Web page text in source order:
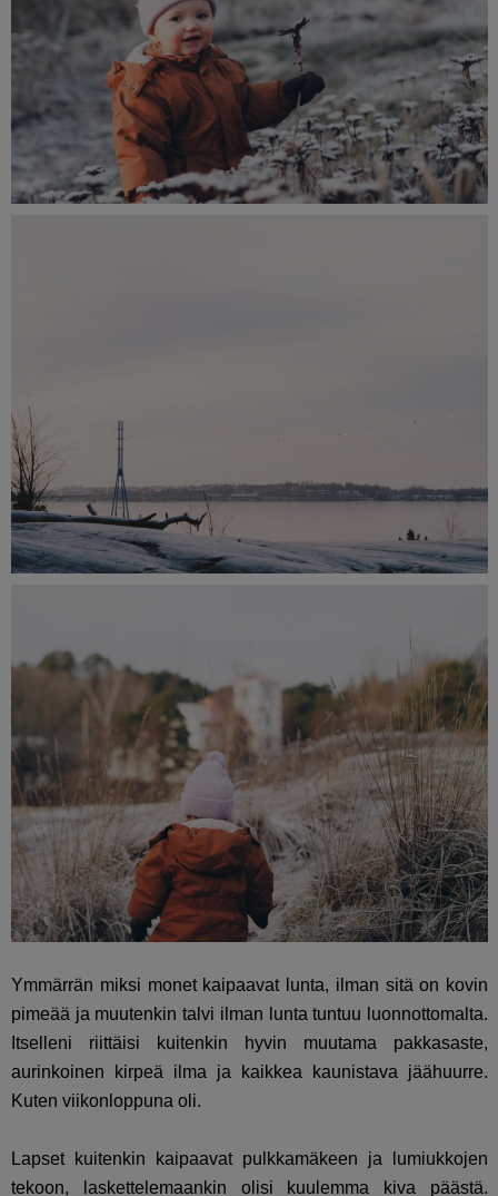
Ymmärrän miksi monet kaipaavat lunta, ilman sitä on kovin
pimeää ja muutenkin talvi ilman lunta tuntuu luonnottomalta.
Itselleni riittäisi kuitenkin hyvin muutama pakkasaste,
aurinkoinen kirpeä ilma ja kaikkea kaunistava jäähuurre.
Kuten viikonloppuna oli.
Lapset kuitenkin kaipaavat pulkkamäkeen ja lumiukkojen
tekoon, laskettelemaankin olisi kuulemma kiva päästä.